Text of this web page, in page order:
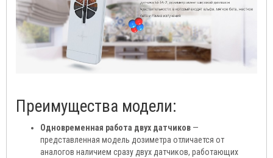
Преимущества модели:
Одновременная работа двух датчиков —
представленная модель дозиметра отличается от
аналогов наличием сразу двух датчиков, работающих